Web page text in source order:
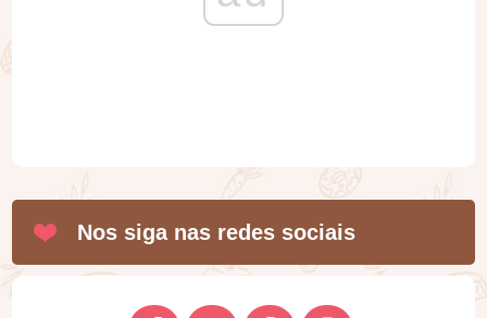
Nos siga nas redes sociais